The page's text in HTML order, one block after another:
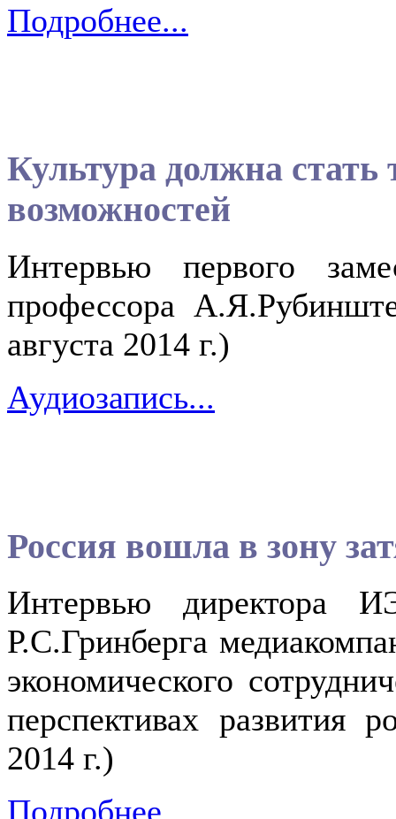
Подробнее...
Культура должна
возможностей
Интервью первого
профессора
августа 2014 г.)
Аудиозапись...
Россия вошла в зону
Интервью директора
Р.С.Гринберга
экономического
перспективах развития
2014 г.)
Подробнее...